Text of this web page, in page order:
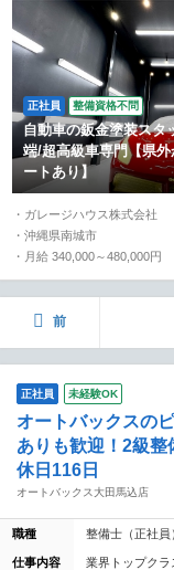
正社員 整備資格不問
自動車の鈑金塗装スタ
端/超高級車専門【県
ートあり】
・ガレージハウス株式会社
・沖縄県南城市
・月給 340,000～480,000円
前
正社員 未経験OK
オートバックスの
ありも歓迎！2級整
休日116日
オートバックス大田馬込店
職種 整備士（正社員
仕事内容
業界トップク